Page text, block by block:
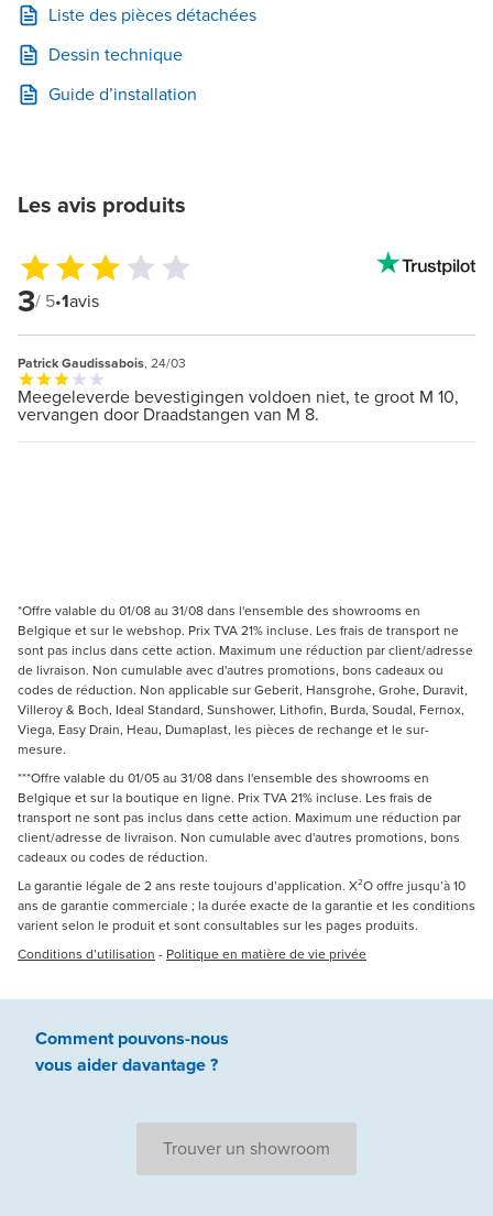
Liste des pièces détachées
Dessin technique
Guide d’installation
Les avis produits
3/ 5•1avis
Patrick Gaudissabois, 24/03
Meegeleverde bevestigingen voldoen niet, te groot M 10,
vervangen door Draadstangen van M 8.
*Offre valable du 01/08 au 31/08 dans l'ensemble des showrooms en
Belgique et sur le webshop. Prix TVA 21% incluse. Les frais de transport ne
sont pas inclus dans cette action. Maximum une réduction par client/adresse
de livraison. Non cumulable avec d'autres promotions, bons cadeaux ou
codes de réduction. Non applicable sur Geberit, Hansgrohe, Grohe, Duravit,
Villeroy & Boch, Ideal Standard, Sunshower, Lithofin, Burda, Soudal, Fernox,
Viega, Easy Drain, Heau, Dumaplast, les pièces de rechange et le sur-
mesure.
***Offre valable du 01/05 au 31/08 dans l'ensemble des showrooms en
Belgique et sur la boutique en ligne. Prix TVA 21% incluse. Les frais de
transport ne sont pas inclus dans cette action. Maximum une réduction par
client/adresse de livraison. Non cumulable avec d'autres promotions, bons
cadeaux ou codes de réduction.
La garantie légale de 2 ans reste toujours d’application. X²O offre jusqu’à 10
ans de garantie commerciale ; la durée exacte de la garantie et les conditions
varient selon le produit et sont consultables sur les pages produits.
Conditions d’utilisation - Politique en matière de vie privée
Comment pouvons-nous
vous aiderdavantage ?
Trouver un showroom